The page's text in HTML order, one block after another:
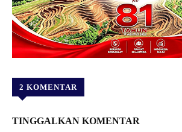
2 KOMENTAR
TINGGALKAN KOMENTAR